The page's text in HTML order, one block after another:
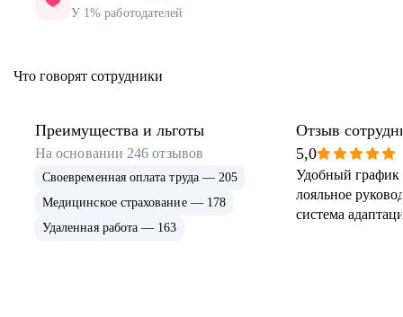
У 1% работодателей
Что говорят сотрудники
Преимущества и льготы
На основании 246 отзывов
Своевременная оплата труда — 205
Медицинское страхование — 178
Удаленная работа — 163
Отзыв
5,0
Удобный график
лояльное
система